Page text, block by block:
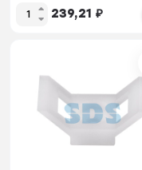
239,21 ₽